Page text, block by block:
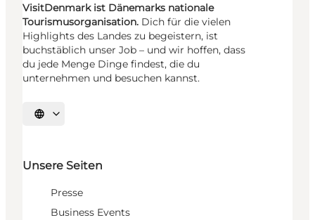
VisitDenmark ist Dänemarks nationale
Tourismusorganisation. Dich für die vielen
Highlights des Landes zu begeistern, ist
buchstäblich unser Job – und wir hoffen, dass
du jede Menge Dinge findest, die du
unternehmen und besuchen kannst.
Sprache auswählen
Unsere Seiten
Presse
Business Events